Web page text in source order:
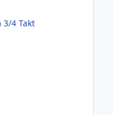
4 Takt